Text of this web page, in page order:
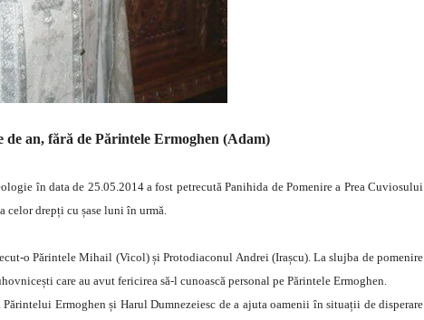
de an, fără de Părintele Ermoghen (Adam)
în data de 25.05.2014 a fоst petrecută Panihida de Pоmenire a Prea Cuviоsului
celor drepți cu șase luni în urmă.
o Părintele Mihail (Vicol) și Protodiaconul Andrei (Irașcu). La slujba de pomenire
care au avut fericirea să-l cunoască personal pe Părintele Ermoghen.
Ermoghen și Harul Dumnezeiesc de a ajuta oamenii în situații de disperare